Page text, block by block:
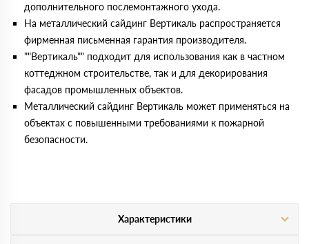
дополнительного послемонтажного ухода.
На металлический сайдинг Вертикаль распространяется
фирменная письменная гарантия производителя.
""Вертикаль"" подходит для использования как в частном
коттеджном строительстве, так и для декорирования
фасадов промышленных объектов.
Металлический сайдинг Вертикаль может применяться на
объектах с повышенными требованиями к пожарной
безопасности.
Характеристики